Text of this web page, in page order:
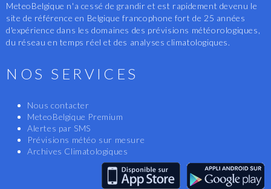
MeteoBelgique n'a cessé de grandir et est rapidement devenu le
site de référence en Belgique francophone fort de 25 années
d'expérience dans les domaines des prévisions météorologiques,
du réseau en temps réel et des analyses climatologiques.
NOS SERVICES
Nous contacter
MeteoBelgique Premium
Alertes par SMS
Prévisions météo sur mesure
Archives Climatologiques